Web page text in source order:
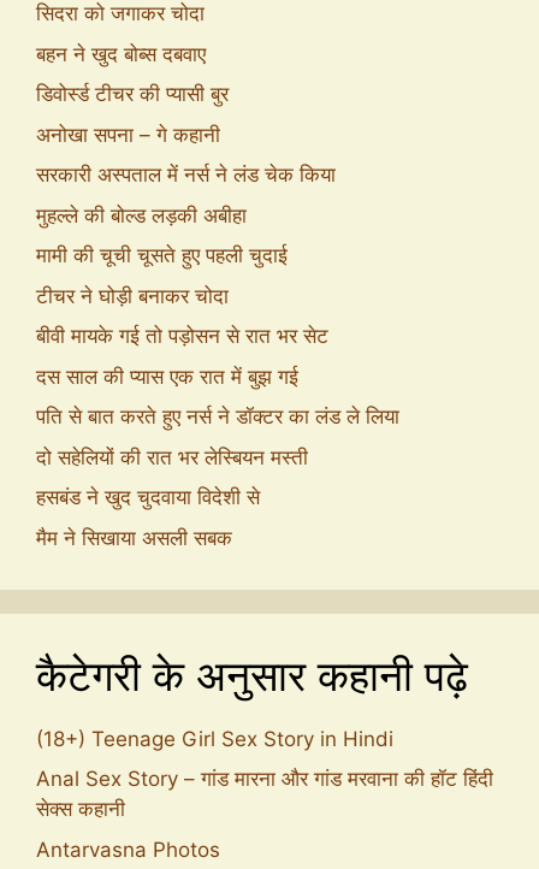
सिदरा को जगाकर चोदा
बहन ने खुद बोब्स दबवाए
डिवोर्स्ड टीचर की प्यासी बुर
अनोखा सपना – गे कहानी
सरकारी अस्पताल में नर्स ने लंड चेक किया
मुहल्ले की बोल्ड लड़की अबीहा
मामी की चूची चूसते हुए पहली चुदाई
टीचर ने घोड़ी बनाकर चोदा
बीवी मायके गई तो पड़ोसन से रात भर सेट
दस साल की प्यास एक रात में बुझ गई
पति से बात करते हुए नर्स ने डॉक्टर का लंड ले लिया
दो सहेलियों की रात भर लेस्बियन मस्ती
हसबंड ने खुद चुदवाया विदेशी से
मैम ने सिखाया असली सबक
कैटेगरी के अनुसार कहानी पढ़े
(18+) Teenage Girl Sex Story in Hindi
Anal Sex Story – गांड मारना और गांड मरवाना की हॉट हिंदी
सेक्स कहानी
Antarvasna Photos